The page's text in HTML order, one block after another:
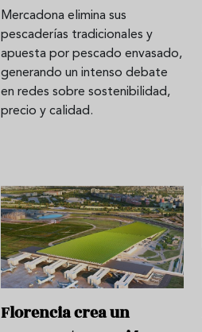
Mercadona elimina sus
pescaderías tradicionales y
apuesta por pescado envasado,
generando un intenso debate
en redes sobre sostenibilidad,
precio y calidad.
Florencia crea un